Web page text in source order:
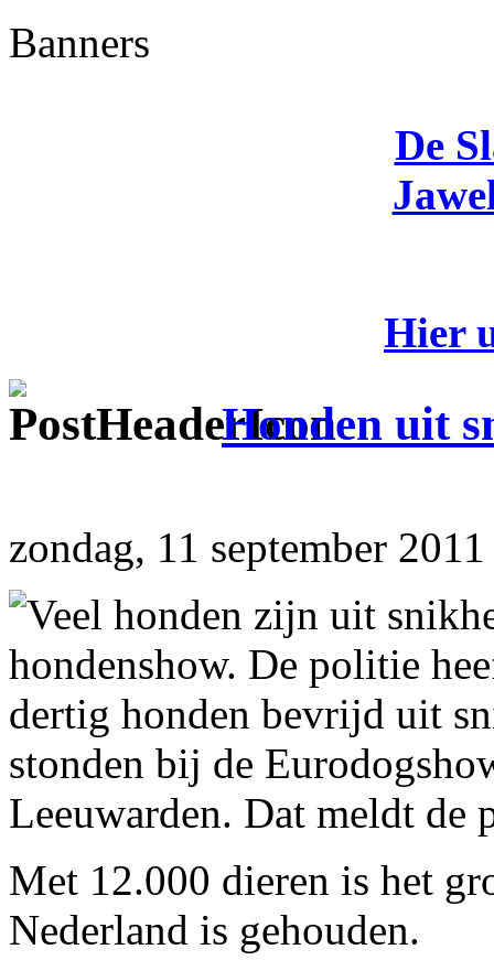
Banners
De
Hier
Honden uit
zondag, 11 september
Veel honden zijn uit
hondenshow. De politie
dertig honden bevrijd uit
stonden bij de
Leeuwarden. Dat meldt de
Met 12.000 dieren is het
Nederland is gehouden.